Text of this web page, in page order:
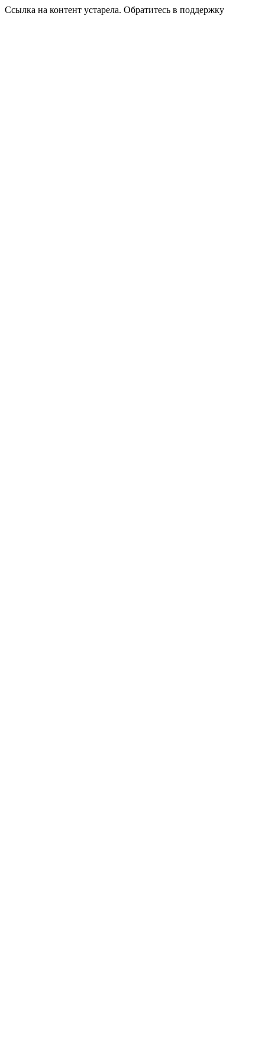
Ссылка на контент устарела. Обратитесь в поддержку